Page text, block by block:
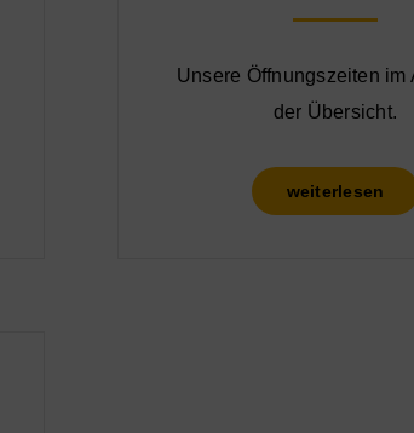
Unsere Öffnungszeiten im
der Übersicht.
weiterlesen